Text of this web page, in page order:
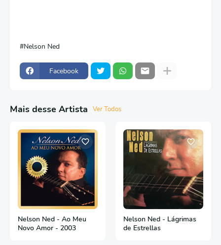
Nelson Ned
Facebook
Mais desse Artista Ver Todos
Nelson Ned - Ao Meu
Novo Amor - 2003
Nelson Ned - Lágrimas
de Estrellas